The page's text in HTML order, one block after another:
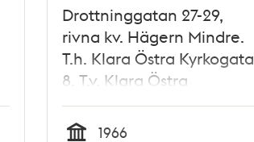
Drottninggatan 27-29,
rivna kv. Hägern Mindre.
T.h. Klara Östra Kyrkogata
8. T.v. Klara Östra
Kyrkogata 5. Klara kyrka i
fonden
1966